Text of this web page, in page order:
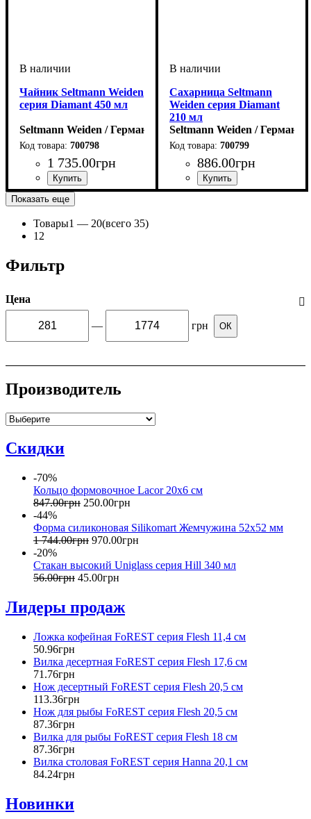
Чайник Seltmann Weiden
серия Diamant 450 мл
Seltmann Weiden / Германия
700798
1 735.00грн
Сахарница Seltmann
Weiden серия Diamant
210 мл
Seltmann Weiden / Германия
700799
886.00грн
Показать еще
Товары1 — 20(всего 35)
1 2
Фильтр
Цена
— грн ОК
Производитель
Скидки
-70%
Кольцо формовочное Lacor 20х6 cм
847.00грн 250.00грн
-44%
Форма силиконовая Silikomart Жемчужина 52х52 мм
1 744.00грн 970.00грн
-20%
Стакан высокий Uniglass серия Hill 340 мл
56.00грн 45.00грн
Лидеры продаж
Ложка кофейная FoREST серия Flesh 11,4 см
50.96грн
Вилка десертная FoREST серия Flesh 17,6 см
71 .76грн
Нож десертный FoREST серия Flesh 20,5 см
113.36грн
Нож для рыбы FoREST серия Flesh 20,5 см
87.36грн
Вилка для рыбы FoREST серия Flesh 18 см
87.36грн
Вилка столовая FoREST серия Hanna 20,1 см
84.24грн
Новинки